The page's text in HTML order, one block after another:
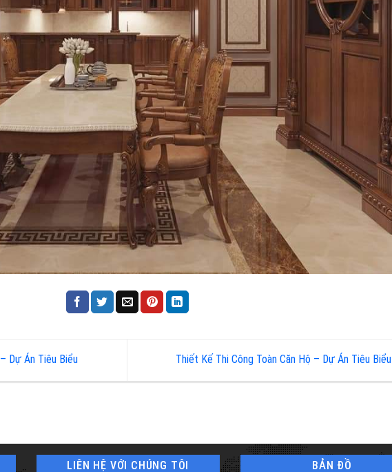
Dự Án Tiêu Biểu Thiết Kế Thi Công Toàn Căn Hộ – Dự Án Tiêu Biểu
LIÊN HỆ VỚI CHÚNG TÔI BẢN ĐỒ